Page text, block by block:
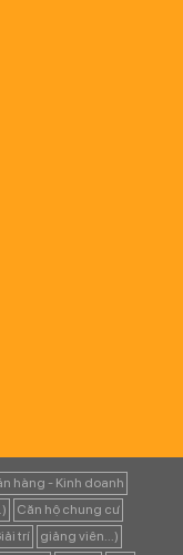
hàng - Kinh doanh
Căn hộ chung cư
trí
giảng viên...)